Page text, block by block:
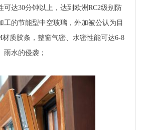
可达30分钟以上，达到欧洲RC2级别防
工的节能型中空玻璃，外加被公认为目
材质胶条，整窗气密、水密性能可达6-8
雨水的侵袭；